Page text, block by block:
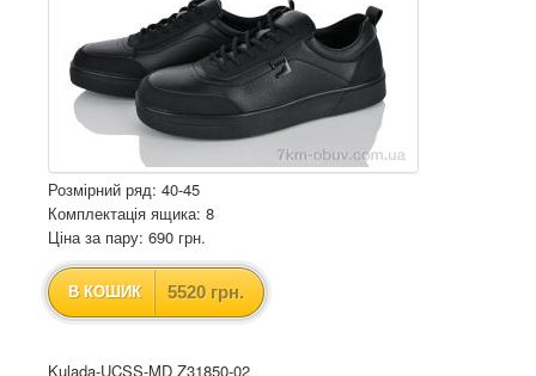
Розмірний ряд: 40-45
Комплектація ящика: 8
Ціна за пару: 690 грн.
В КОШИК 5520 грн.
Kulada-UCSS-MD Z31850-02